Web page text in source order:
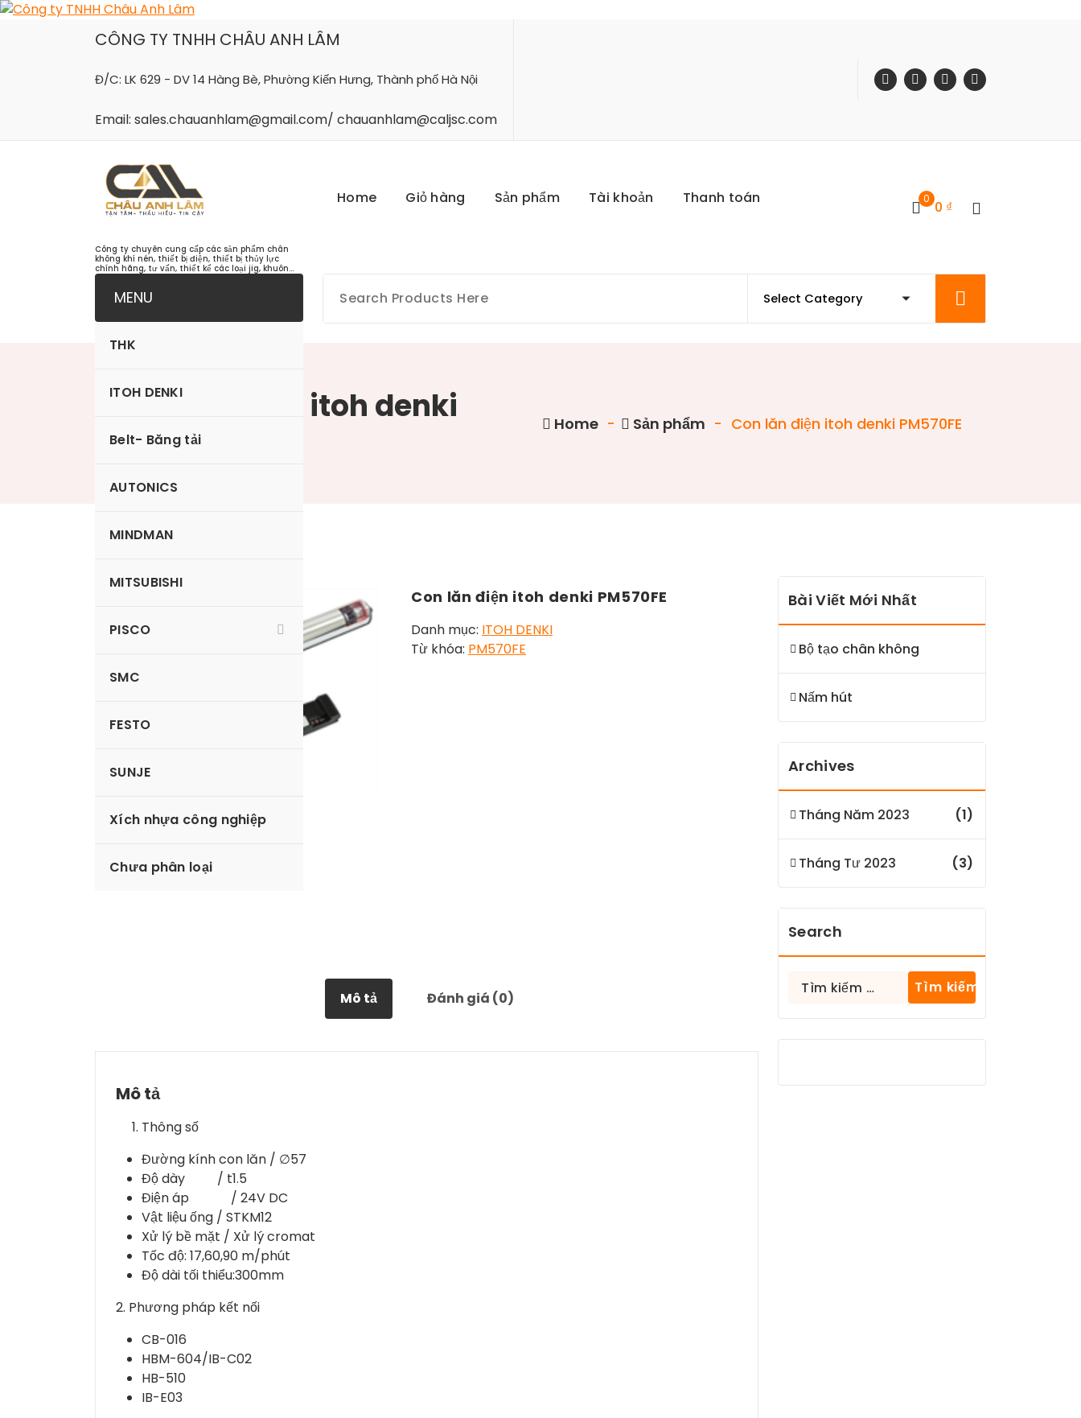
Skip
CÔNG TY TNHH CHÂU ANH LÂM
Đ/C: LK 629 - DV 14 Hàng Bè, Phường Kiến Hưng, Thành phố Hà Nội
Email: sales.chauanhlam@gmail.com/ chauanhlam@caljsc.com
Công ty chuyên cung cấp các sản phẩm chân
không khí nén, thiết bị điện, thiết bị thủy lực
chính hãng, tư vấn, thiết kế các loại jig, khuôn...
Home Giỏ hàng Sản phẩm Tài khoản Thanh toán 0 0 ₫
MENU
THK
ITOH DENKI
Belt- Băng tải
AUTONICS
MINDMAN
MITSUBISHI
PISCO
SMC
FESTO
SUNJE
Xích nhựa công nghiệp
Chưa phân loại
Con lăn điện itoh denki
PM570FE
Home - Sản phẩm - Con lăn điện itoh denki PM570FE
Con lăn điện itoh denki PM570FE
Danh mục: ITOH DENKI
Từ khóa: PM570FE
Mô tả Đánh giá (0)
Mô tả
Thông số
Đường kính con lăn / ∅57
Độ dày / t1.5
Điện áp / 24V DC
Vật liệu ống / STKM12
Xử lý bề mặt / Xử lý cromat
Tốc độ: 17,60,90 m/phút
Độ dài tối thiểu:300mm
2. Phương pháp kết nối
CB-016
HBM-604/IB-C02
HB-510
IB-E03
Bài Viết Mới Nhất
Bộ tạo chân không
Nấm hút
Archives
Tháng Năm 2023 (1)
Tháng Tư 2023 (3)
Search
Tìm